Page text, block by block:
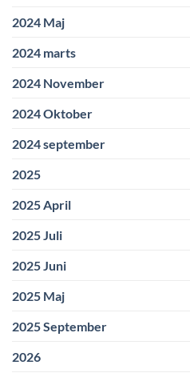
2024 Maj
2024 marts
2024 November
2024 Oktober
2024 september
2025
2025 April
2025 Juli
2025 Juni
2025 Maj
2025 September
2026